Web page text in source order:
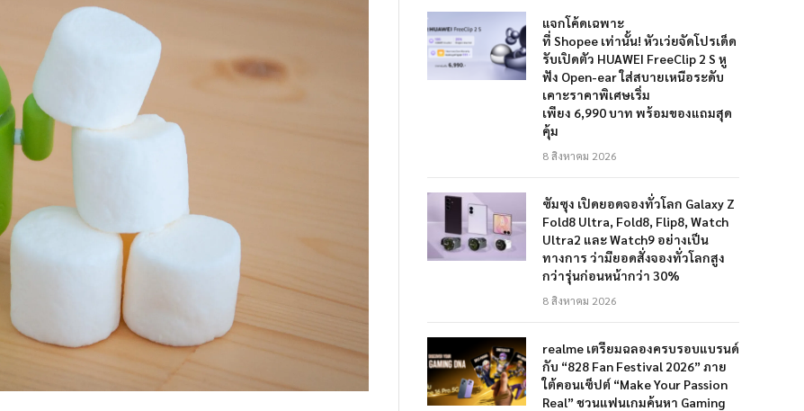
แจกโค้ดเฉพาะ
ที่ Shopee เท่านั้น! หัวเว่ยจัดโปรเด็ด
รับเปิดตัว HUAWEI FreeClip 2 S หู
ฟัง Open-ear ใส่สบายเหนือระดับ
เคาะราคาพิเศษเริ่ม
เพียง 6,990 บาท พร้อมของแถมสุด
คุ้ม
8 สิงหาคม 2026
ซัมซุง เปิดยอดจองทั่วโลก Galaxy Z
Fold8 Ultra, Fold8, Flip8, Watch
Ultra2 และ Watch9 อย่างเป็น
ทางการ ว่ามียอดสั่งจองทั่วโลกสูง
กว่ารุ่นก่อนหน้ากว่า 30%
8 สิงหาคม 2026
realme เตรียมฉลองครบรอบแบรนด์
กับ “828 Fan Festival 2026” ภาย
ใต้คอนเซ็ปต์ “Make Your Passion
Real” ชวนแฟนเกมค้นหา Gaming